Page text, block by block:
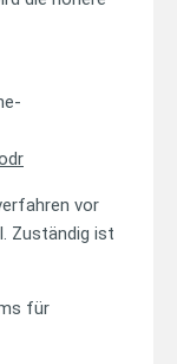
vor
Zuständig ist
für